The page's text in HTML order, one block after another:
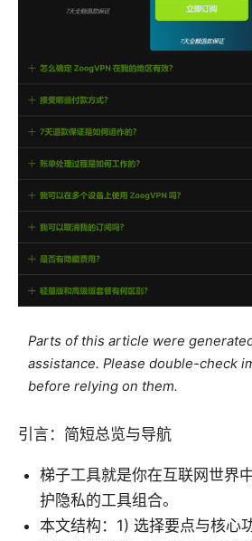
Parts of this article were
assistance. Please double-check
before relying on them.
引言：简短总览与导航
梯子工具就是你在互联网世界
护隐私的工具组合。
本文结构：1) 选择要点与核心